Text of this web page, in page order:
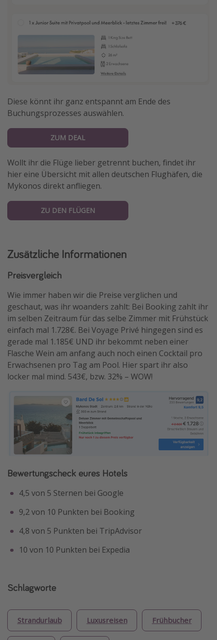
Diese könnt ihr ganz entspannt am Ende des
Buchungsprozesses auswählen.
ZUM DEAL
Wollt ihr die Flüge lieber getrennt buchen, findet ihr
hier eine Übersicht mit allen deutschen Flughäfen, die
Mykonos direkt anfliegen.
ZU DEN FLÜGEN
Zusätzliche Informationen
Preisvergleich
Wie immer haben wir die Preise verglichen und
geschaut, was ihr woanders zahlt: Bei Booking zahlt ihr
im selben Zeitraum für das selbe Zimmer mit Frühstück
einfach mal 1.728€. Bei Voyage Privé hingegen sind es
gerade mal 1.185€ UND ihr bekommt neben einer
Flasche Wein am anfang auch noch einen Cocktail pro
Erwachsenen pro Tag am Pool. Hier spart ihr also
locker mal mind. 543€, bzw. 32% – WOW!
Bewertungscheck eures Hotels
4,5 von 5 Sternen bei Google
9,2 von 10 Punkten bei Booking
4,8 von 5 Punkten bei TripAdvisor
10 von 10 Punkten bei Expedia
Schlagworte
Strandurlaub Luxusreisen Frühbucher